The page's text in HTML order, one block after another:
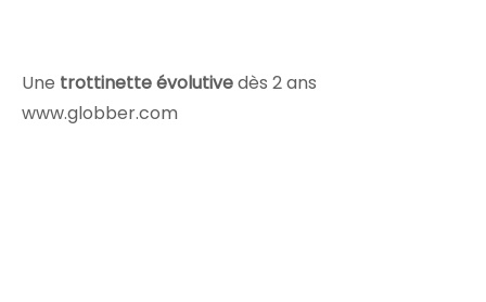
Une trottinette évolutivedès 2 ans
www.globber.com